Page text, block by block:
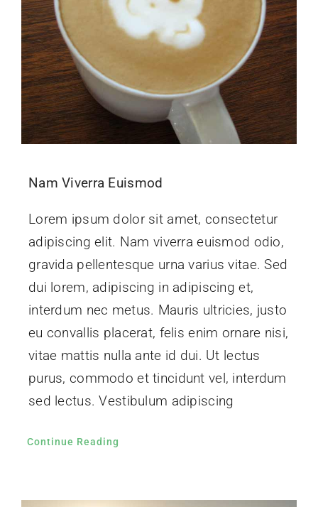
Nam Viverra Euismod
Lorem ipsum dolor sit amet, consectetur
adipiscing elit. Nam viverra euismod odio,
gravida pellentesque urna varius vitae. Sed
dui lorem, adipiscing in adipiscing et,
interdum nec metus. Mauris ultricies, justo
eu convallis placerat, felis enim ornare nisi,
vitae mattis nulla ante id dui. Ut lectus
purus, commodo et tincidunt vel, interdum
sed lectus. Vestibulum adipiscing
Continue Reading